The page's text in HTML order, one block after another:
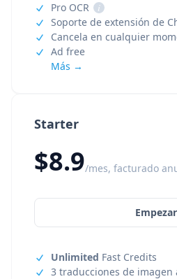
Starter
$8.9/mes, facturado
Empezar
Unlimited Fast Credits
3 traducciones de imagen
Pro OCR
i
Soporte de extensión de
Cancela en cualquier
Ad free
Más →